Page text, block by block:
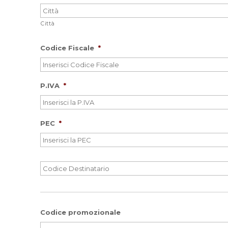
Città
Codice Fiscale *
P.IVA *
PEC *
Destinatario *
Codice promozionale